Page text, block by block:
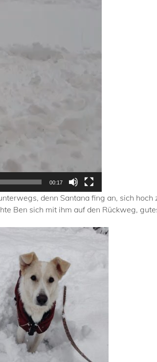
00:17
denn Santana fing an, sich
Ben sich mit ihm auf den Rückweg,